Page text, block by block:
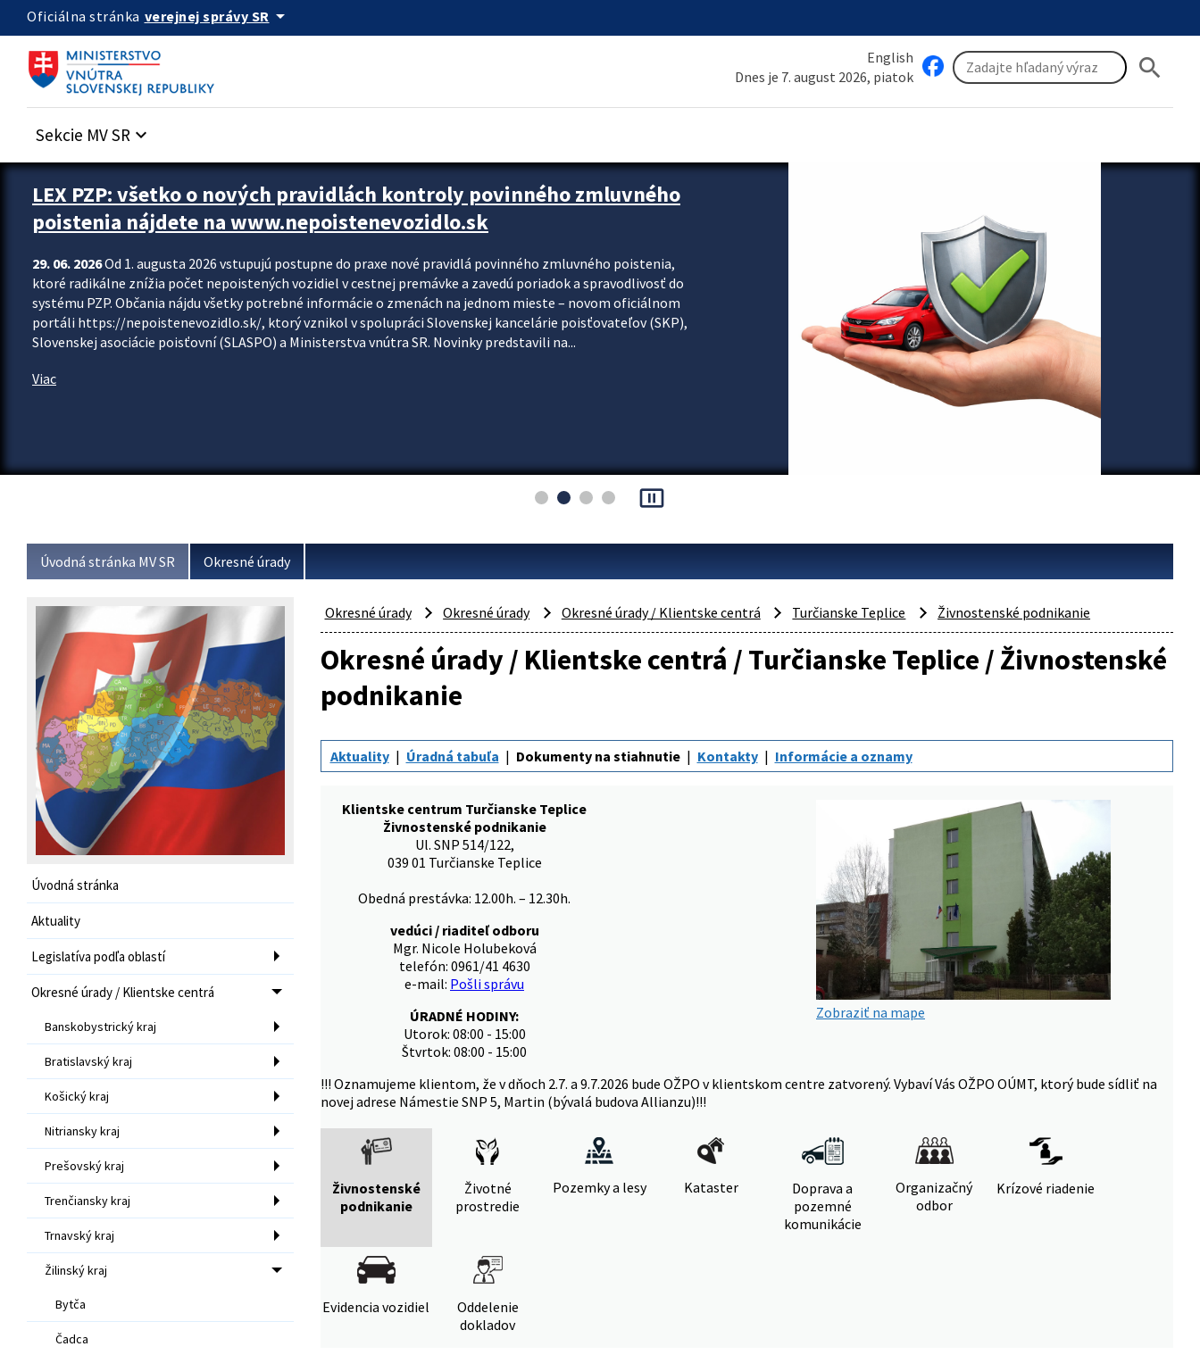
Preskocit na hlavný obsah
Oficiálna stránka verejnej správy SR arrow_drop_down
English
Dnes je 7. august 2026, piatok
search
Sekcie MV SR keyboard_arrow_down
Zastavit automatický posun upútavok
LEX PZP: všetko o nových pravidlách kontroly povinného zmluvného
poistenia nájdete na www.nepoistenevozidlo.sk
29. 06. 2026Od 1. augusta 2026 vstupujú postupne do praxe nové pravidlá povinného zmluvného poistenia,
ktoré radikálne znížia počet nepoistených vozidiel v cestnej premávke a zavedú poriadok a spravodlivosť do
systému PZP. Občania nájdu všetky potrebné informácie o zmenách na jednom mieste – novom oficiálnom
portáli https://nepoistenevozidlo.sk/, ktorý vznikol v spolupráci Slovenskej kancelárie poisťovateľov (SKP),
Slovenskej asociácie poisťovní (SLASPO) a Ministerstva vnútra SR. Novinky predstavili na...
Viac
pause_presentation
Úvodná stránka MV SR Okresné úrady
Úvodná stránka
Aktuality
Legislatíva podľa oblastí
Okresné úrady / Klientske centrá
Banskobystrický kraj
Bratislavský kraj
Košický kraj
Nitriansky kraj
Prešovský kraj
Trenčiansky kraj
Trnavský kraj
Žilinský kraj
Bytča
Čadca
Okresné úrady Okresné úrady Okresné úrady / Klientske centrá Turčianske Teplice Živnostenské podnikanie
Okresné úrady / Klientske centrá / Turčianske Teplice / Živnostenské
podnikanie
Aktuality Úradná tabuľa Dokumenty na stiahnutie Kontakty Informácie a oznamy
Klientske centrum Turčianske Teplice
Živnostenské podnikanie
Ul. SNP 514/122,
039 01 Turčianske Teplice
Obedná prestávka: 12.00h. – 12.30h.
vedúci / riaditeľ odboru
Mgr. Nicole Holubeková
telefón: 0961/41 4630
e-mail: Pošli správu
ÚRADNÉ HODINY:
Utorok: 08:00 - 15:00
Štvrtok: 08:00 - 15:00
Zobraziť na mape
!!! Oznamujeme klientom, že v dňoch 2.7. a 9.7.2026 bude OŽPO v klientskom centre zatvorený. Vybaví Vás OŽPO OÚMT, ktorý bude sídliť na
novej adrese Námestie SNP 5, Martin (bývalá budova Allianzu)!!!
Živnostenské
podnikanie
Životné
prostredie
Pozemky a lesy Kataster
Doprava a
pozemné
komunikácie
Organizačný
odbor
Krízové riadenie
Evidencia vozidiel
Oddelenie
dokladov